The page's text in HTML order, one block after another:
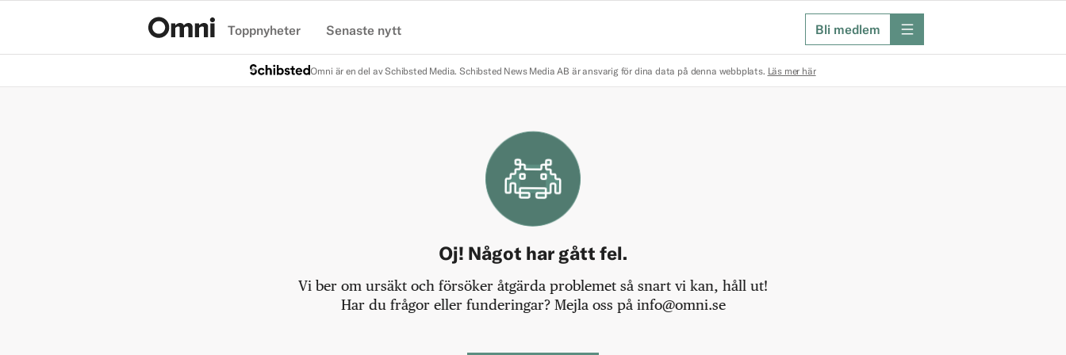
Toppnyheter Senaste nytt Bli medlem meny
Omni är en del av Schibsted Media. Schibsted News Media AB är ansvarig för dina data på denna webbplats. Läs mer här
Oj! Något har gått fel.
Vi ber om ursäkt och försöker åtgärda problemet så snart vi kan, håll ut!
Har du frågor eller funderingar? Mejla oss på info@omni.se